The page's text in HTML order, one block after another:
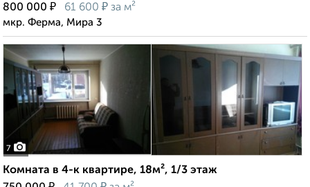
800 000 ₽ 61 600 ₽ за м²
мкр. Ферма, Мира 3
7
Комната в 4-к квартире, 18м², 1/3 этаж